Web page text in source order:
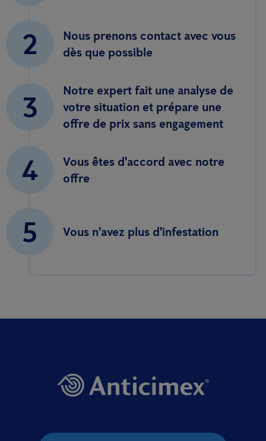
2
Nous prenons contact avec vous
dès que possible
3
Notre expert fait une analyse de
votre situation et prépare une
offre de prix sans engagement
4
Vous êtes d'accord avec notre
offre
5 Vous n'avez plus d'infestation